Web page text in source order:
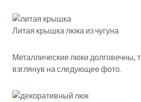
Литая крышка люка из чугуна
Металлические люки долговечны,
взглянув на следующее фото.